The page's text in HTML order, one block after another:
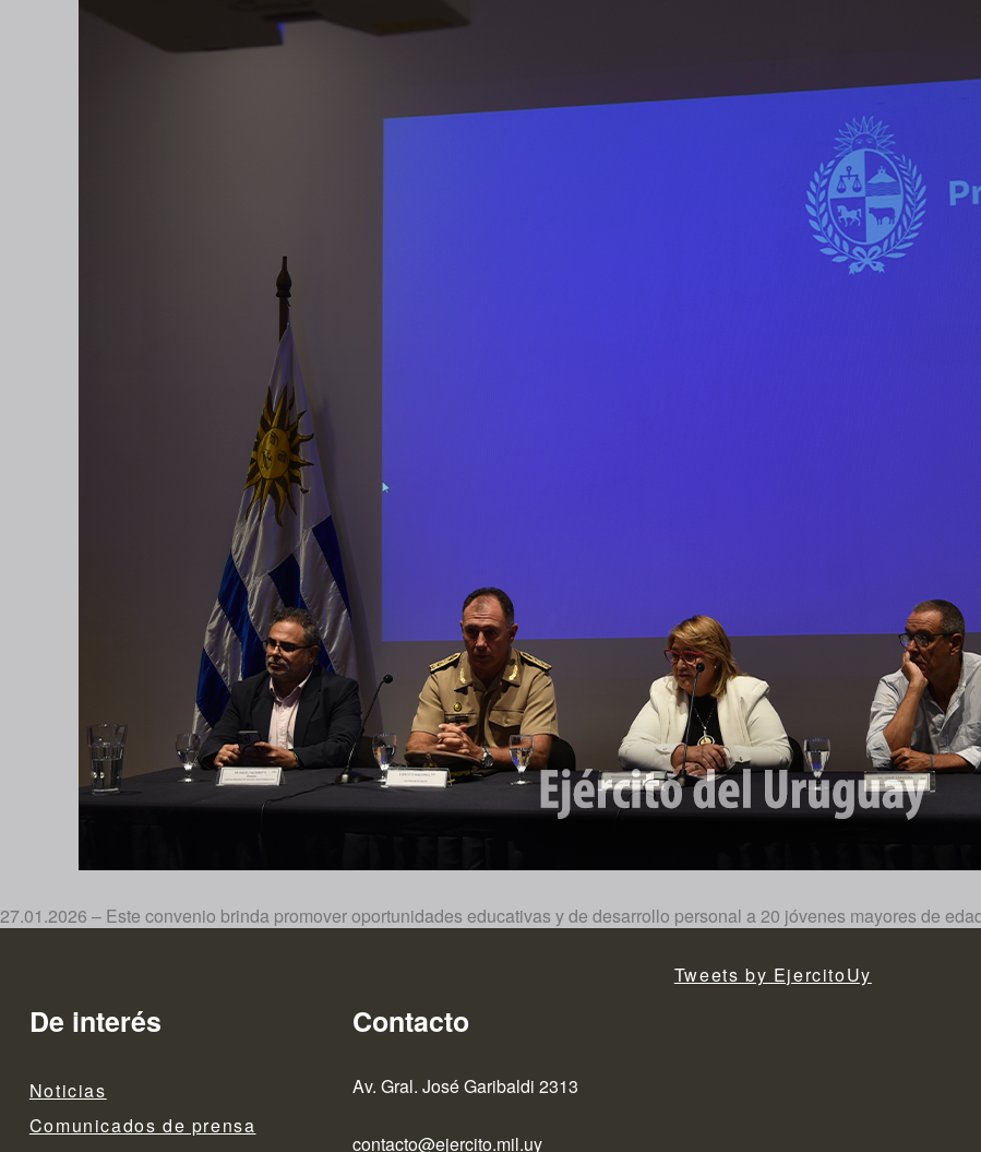
27.01.2026 – Este convenio brinda promover oportunidades educativas y de desarrollo personal a 20 jóvenes mayores de
De interés
Noticias
Comunicados de prensa
Contacto
Av. Gral. José Garibaldi 2313
contacto@ejercito.mil.uy
Tweets by EjercitoUy